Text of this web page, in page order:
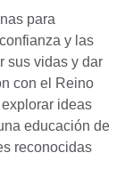
para
y las
sus vidas y dar
con el Reino
ideas
educación de
reconocidas